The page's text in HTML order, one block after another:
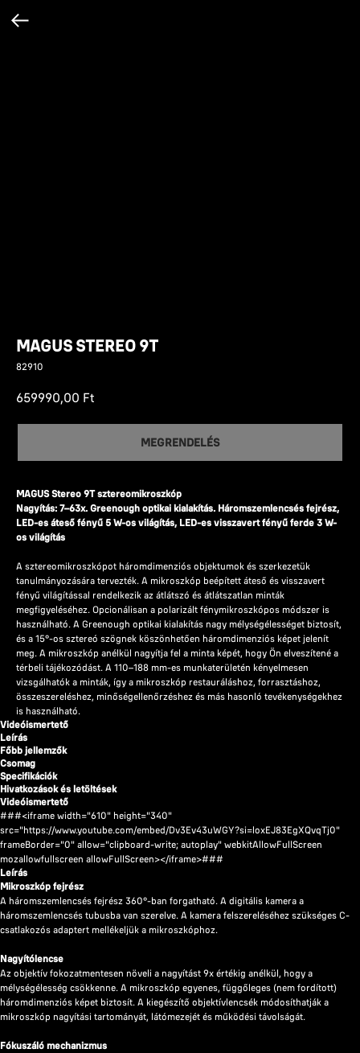
MAGUS STEREO 9T
82910
659990,00 Ft
MEGRENDELÉS
MAGUS Stereo 9T sztereomikroszkóp
Nagyítás: 7–63x. Greenough optikai kialakítás. Háromszemlencsés fejrész,
LED-es áteső fényű 5 W-os világítás, LED-es visszavert fényű ferde 3 W-
os világítás
A sztereomikroszkópot háromdimenziós objektumok és szerkezetük
tanulmányozására tervezték. A mikroszkóp beépített áteső és visszavert
fényű világítással rendelkezik az átlátszó és átlátszatlan minták
megfigyeléséhez. Opcionálisan a polarizált fénymikroszkópos módszer is
használható. A Greenough optikai kialakítás nagy mélységélességet biztosít,
és a 15°-os sztereó szögnek köszönhetően háromdimenziós képet jelenít
meg. A mikroszkóp anélkül nagyítja fel a minta képét, hogy Ön elveszítené a
térbeli tájékozódást. A 110–188 mm-es munkaterületén kényelmesen
vizsgálhatók a minták, így a mikroszkóp restauráláshoz, forrasztáshoz,
összeszereléshez, minőségellenőrzéshez és más hasonló tevékenységekhez
is használható.
Videóismertető
Leírás
Főbb jellemzők
Csomag
Specifikációk
Hivatkozások és letöltések
Videóismertető
###<iframe width="610" height="340"
src="https://www.youtube.com/embed/Dv3Ev43uWGY?si=loxEJ83EgXQvqTj0"
frameBorder="0" allow="clipboard-write; autoplay" webkitAllowFullScreen
mozallowfullscreen allowFullScreen></iframe>###
Leírás
Mikroszkóp fejrész
A háromszemlencsés fejrész 360°-ban forgatható. A digitális kamera a
háromszemlencsés tubusba van szerelve. A kamera felszereléséhez szükséges C-
csatlakozós adaptert mellékeljük a mikroszkóphoz.
Nagyítólencse
Az objektív fokozatmentesen növeli a nagyítást 9x értékig anélkül, hogy a
mélységélesség csökkenne. A mikroszkóp egyenes, függőleges (nem fordított)
háromdimenziós képet biztosít. A kiegészítő objektívlencsék módosíthatják a
mikroszkóp nagyítási tartományát, látómezejét és működési távolságát.
Fókuszáló mechanizmus